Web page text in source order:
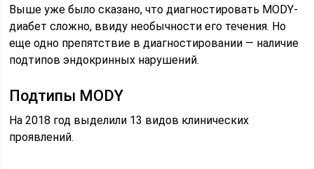
Выше уже было сказано, что диагностировать MODY-
диабет сложно, ввиду необычности его течения. Но
еще одно препятствие в диагностировании — наличие
подтипов эндокринных нарушений.
Подтипы MODY
На 2018 год выделили 13 видов клинических
проявлений.